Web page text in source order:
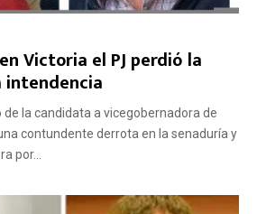
Victoria el PJ perdió la
intendencia
la candidata a vicegobernadora de
contundente derrota en la senaduría y
por...